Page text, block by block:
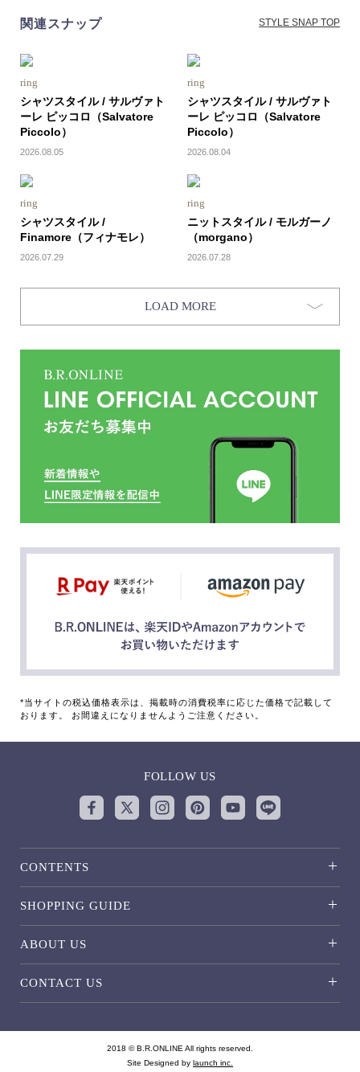
関連スナップ STYLE SNAP TOP
ring
シャツスタイル / サルヴァト
ーレ ピッコロ（Salvatore
Piccolo）
2026.08.05
ring
シャツスタイル / サルヴァト
ーレ ピッコロ（Salvatore
Piccolo）
2026.08.04
ring
シャツスタイル /
Finamore（フィナモレ）
2026.07.29
ring
ニットスタイル / モルガーノ
（morgano）
2026.07.28
LOAD MORE
*当サイトの税込価格表示は、掲載時の消費税率に応じた価格で記載して
おります。 お間違えになりませんようご注意ください。
FOLLOW US
CONTENTS
SHOPPING GUIDE
ABOUT US
CONTACT US
2018 © B.R.ONLINE All rights reserved.
Site Designed by launch inc.